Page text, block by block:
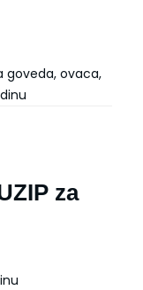
goveda, ovaca,
za